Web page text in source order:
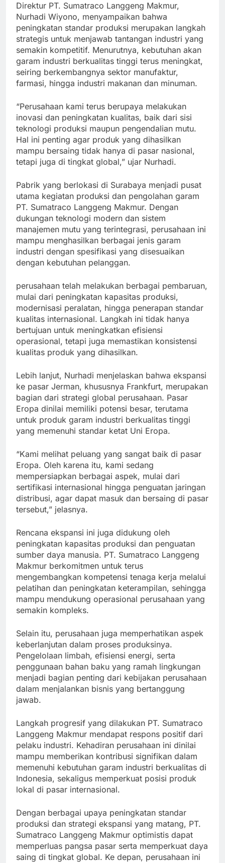
Direktur PT. Sumatraco Langgeng Makmur,
Nurhadi Wiyono, menyampaikan bahwa
peningkatan standar produksi merupakan langkah
strategis untuk menjawab tantangan industri yang
semakin kompetitif. Menurutnya, kebutuhan akan
garam industri berkualitas tinggi terus meningkat,
seiring berkembangnya sektor manufaktur,
farmasi, hingga industri makanan dan minuman.
“Perusahaan kami terus berupaya melakukan
inovasi dan peningkatan kualitas, baik dari sisi
teknologi produksi maupun pengendalian mutu.
Hal ini penting agar produk yang dihasilkan
mampu bersaing tidak hanya di pasar nasional,
tetapi juga di tingkat global,” ujar Nurhadi.
Pabrik yang berlokasi di Surabaya menjadi pusat
utama kegiatan produksi dan pengolahan garam
PT. Sumatraco Langgeng Makmur. Dengan
dukungan teknologi modern dan sistem
manajemen mutu yang terintegrasi, perusahaan ini
mampu menghasilkan berbagai jenis garam
industri dengan spesifikasi yang disesuaikan
dengan kebutuhan pelanggan.
perusahaan telah melakukan berbagai pembaruan,
mulai dari peningkatan kapasitas produksi,
modernisasi peralatan, hingga penerapan standar
kualitas internasional. Langkah ini tidak hanya
bertujuan untuk meningkatkan efisiensi
operasional, tetapi juga memastikan konsistensi
kualitas produk yang dihasilkan.
Lebih lanjut, Nurhadi menjelaskan bahwa ekspansi
ke pasar Jerman, khususnya Frankfurt, merupakan
bagian dari strategi global perusahaan. Pasar
Eropa dinilai memiliki potensi besar, terutama
untuk produk garam industri berkualitas tinggi
yang memenuhi standar ketat Uni Eropa.
“Kami melihat peluang yang sangat baik di pasar
Eropa. Oleh karena itu, kami sedang
mempersiapkan berbagai aspek, mulai dari
sertifikasi internasional hingga penguatan jaringan
distribusi, agar dapat masuk dan bersaing di pasar
tersebut,” jelasnya.
Rencana ekspansi ini juga didukung oleh
peningkatan kapasitas produksi dan penguatan
sumber daya manusia. PT. Sumatraco Langgeng
Makmur berkomitmen untuk terus
mengembangkan kompetensi tenaga kerja melalui
pelatihan dan peningkatan keterampilan, sehingga
mampu mendukung operasional perusahaan yang
semakin kompleks.
Selain itu, perusahaan juga memperhatikan aspek
keberlanjutan dalam proses produksinya.
Pengelolaan limbah, efisiensi energi, serta
penggunaan bahan baku yang ramah lingkungan
menjadi bagian penting dari kebijakan perusahaan
dalam menjalankan bisnis yang bertanggung
jawab.
Langkah progresif yang dilakukan PT. Sumatraco
Langgeng Makmur mendapat respons positif dari
pelaku industri. Kehadiran perusahaan ini dinilai
mampu memberikan kontribusi signifikan dalam
memenuhi kebutuhan garam industri berkualitas di
Indonesia, sekaligus memperkuat posisi produk
lokal di pasar internasional.
Dengan berbagai upaya peningkatan standar
produksi dan strategi ekspansi yang matang, PT.
Sumatraco Langgeng Makmur optimistis dapat
memperluas pangsa pasar serta memperkuat daya
saing di tingkat global. Ke depan, perusahaan ini